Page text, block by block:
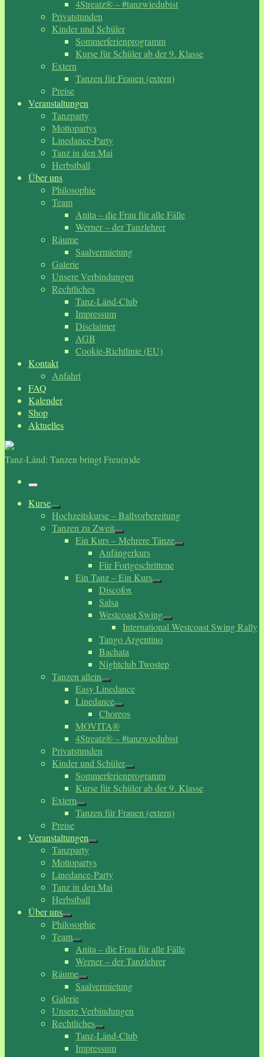
4Streatz® – #tanzwiedubist
Privatstunden
Kinder und Schüler
Sommerferienprogramm
Kurse für Schüler ab der 9. Klasse
Extern
Tanzen für Frauen (extern)
Preise
Veranstaltungen
Tanzparty
Mottopartys
Linedance-Party
Tanz in den Mai
Herbstball
Über uns
Philosophie
Team
Anita – die Frau für alle Fälle
Werner – der Tanzlehrer
Räume
Saalvermietung
Galerie
Unsere Verbindungen
Rechtliches
Tanz-Länd-Club
Impressum
Disclaimer
AGB
Cookie-Richtlinie (EU)
Kontakt
Anfahrt
FAQ
Kalender
Shop
Aktuelles
Tanz-Länd: Tanzen bringt Freu(n)de
Menü
Kurse
Hochzeitskurse – Ballvorbereitung
Tanzen zu Zweit
Ein Kurs – Mehrere Tänze
Anfängerkurs
Für Fortgeschrittene
Ein Tanz – Ein Kurs
Discofox
Salsa
Westcoast Swing
International Westcoast Swing Rally
Tango Argentino
Bachata
Nightclub Twostep
Tanzen allein
Easy Linedance
Linedance
Choreos
MOVITA®
4Streatz® – #tanzwiedubist
Privatstunden
Kinder und Schüler
Sommerferienprogramm
Kurse für Schüler ab der 9. Klasse
Extern
Tanzen für Frauen (extern)
Preise
Veranstaltungen
Tanzparty
Mottopartys
Linedance-Party
Tanz in den Mai
Herbstball
Über uns
Philosophie
Team
Anita – die Frau für alle Fälle
Werner – der Tanzlehrer
Räume
Saalvermietung
Galerie
Unsere Verbindungen
Rechtliches
Tanz-Länd-Club
Impressum